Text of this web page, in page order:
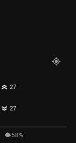
27
27
58%